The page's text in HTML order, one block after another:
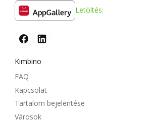
Letöltés:
Kimbino
FAQ
Kapcsolat
Tartalom bejelentése
Városok